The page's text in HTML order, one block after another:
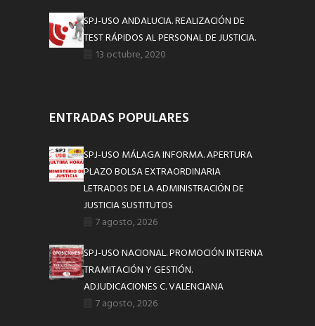
SPJ-USO ANDALUCIA. REALIZACIÓN DE
TEST RÁPIDOS AL PERSONAL DE JUSTICIA.
13 octubre, 2020
ENTRADAS POPULARES
SPJ-USO MÁLAGA INFORMA. APERTURA
PLAZO BOLSA EXTRAORDINARIA
LETRADOS DE LA ADMINISTRACIÓN DE
JUSTICIA SUSTITUTOS
7 agosto, 2026
SPJ-USO NACIONAL. PROMOCIÓN INTERNA
TRAMITACIÓN Y GESTIÓN.
ADJUDICACIONES C. VALENCIANA
7 agosto, 2026